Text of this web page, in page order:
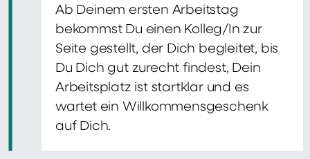
Ab Deinem ersten Arbeitstag
bekommst Du einen Kolleg/In zur
Seite gestellt, der Dich begleitet, bis
Du Dich gut zurecht findest, Dein
Arbeitsplatz ist startklar und es
wartet ein Willkommensgeschenk
auf Dich.